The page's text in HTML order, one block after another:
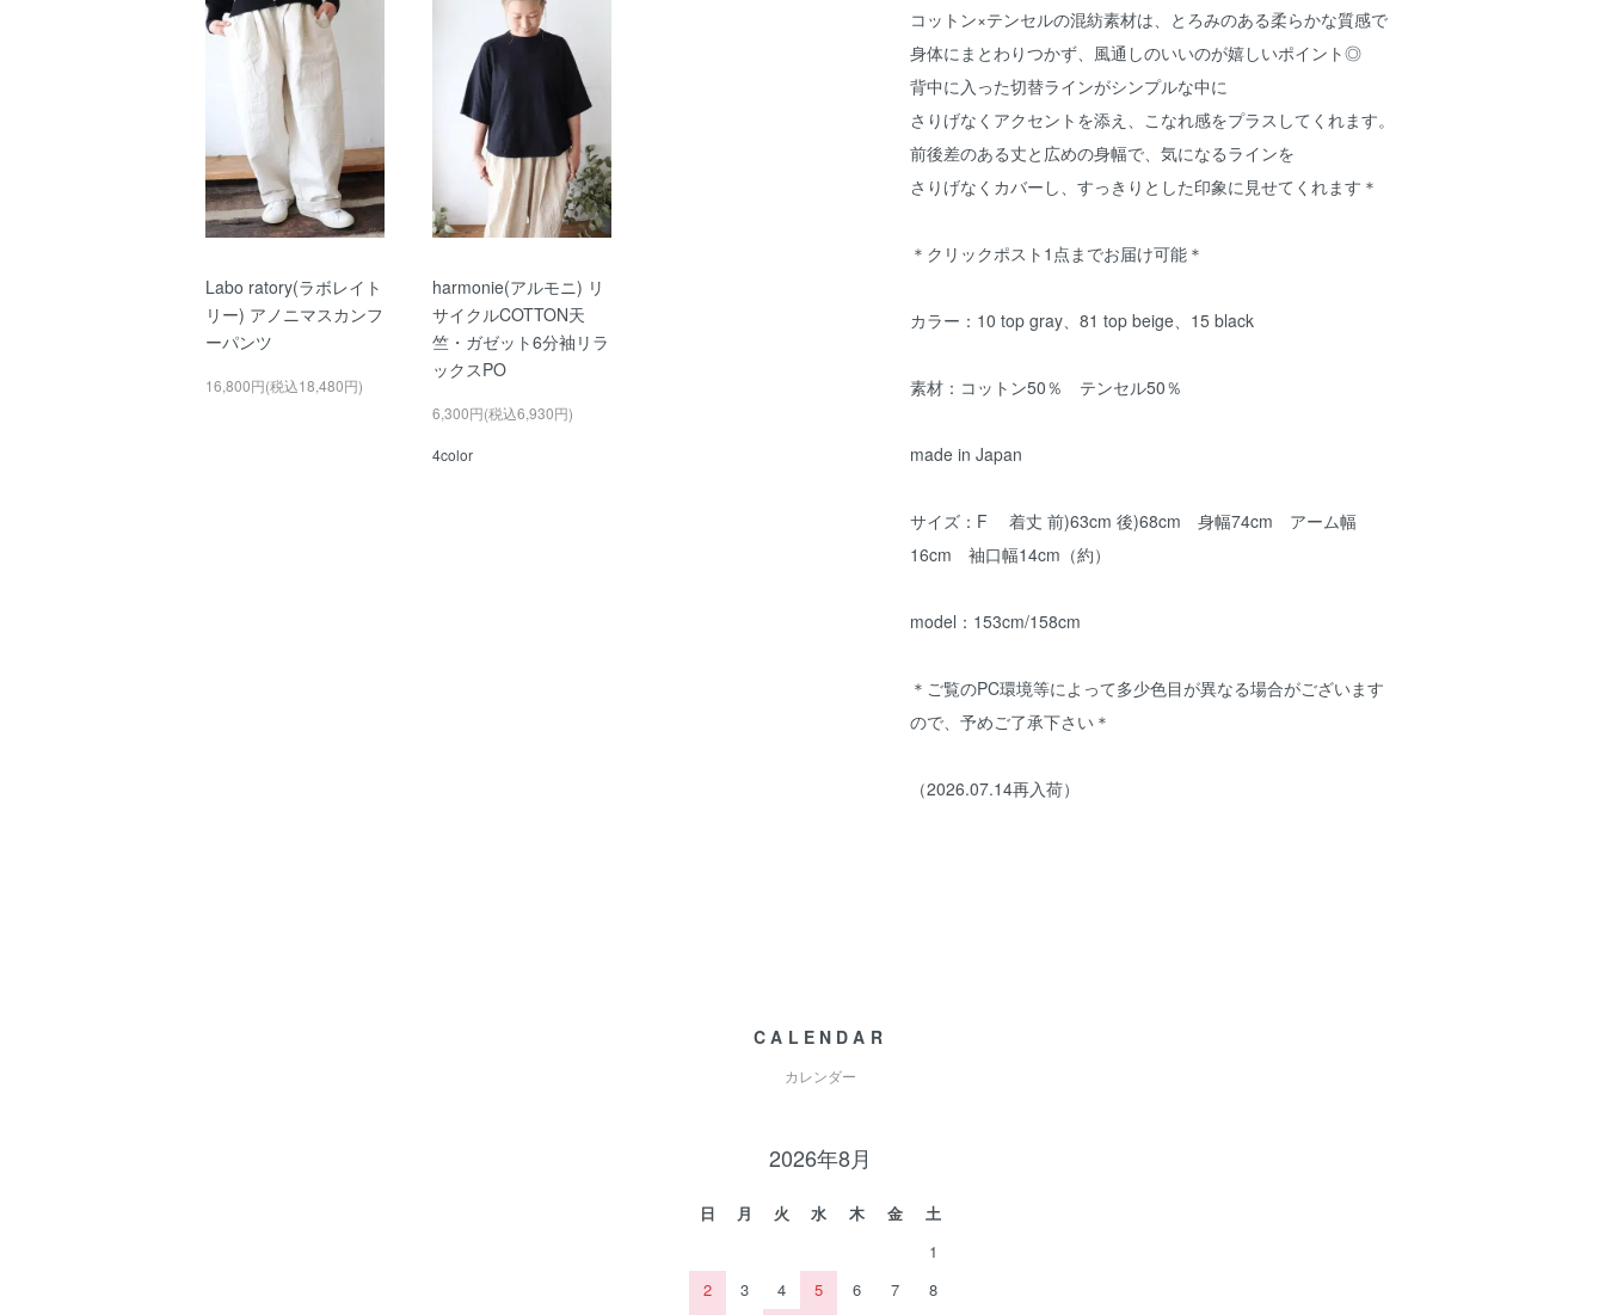
コットン×テンセルの混紡素材は、とろみのある柔らかな質感で
身体にまとわりつかず、風通しのいいのが嬉しいポイント◎
背中に入った切替ラインがシンプルな中に
さりげなくアクセントを添え、こなれ感をプラスしてくれます。
前後差のある丈と広めの身幅で、気になるラインを
さりげなくカバーし、すっきりとした印象に見せてくれます＊
＊クリックポスト1点までお届け可能＊
カラー：10 top gray、81 top beige、15 black
素材：コットン50％ テンセル50％
made in Japan
サイズ：F 着丈 前)63cm 後)68cm 身幅74cm アーム幅
16cm 袖口幅14cm（約）
model：153cm/158cm
＊ご覧のPC環境等によって多少色目が異なる場合がございます
ので、予めご了承下さい＊
（2026.07.14再入荷）
Labo ratory(ラボレイト
リー) アノニマスカンフ
ーパンツ
16,800円(税込18,480円)
harmonie(アルモニ) リ
サイクルCOTTON天
竺・ガゼット6分袖リラ
ックスPO
6,300円(税込6,930円)
4color
CALENDAR
カレンダー
2026年8月
日 月 火 水 木 金
土
1
2
3 4 5 6 7 8